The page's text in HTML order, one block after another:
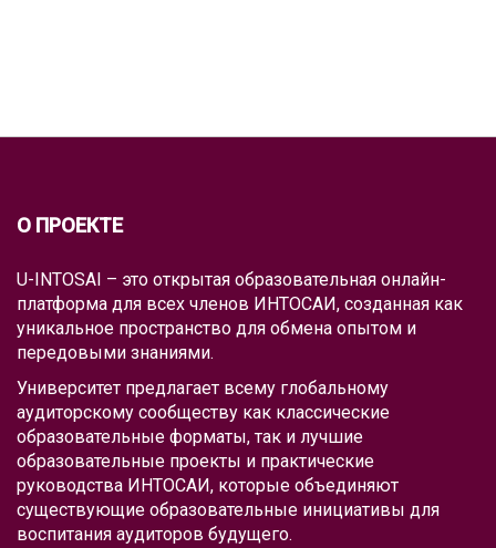
О ПРОЕКТЕ
U-INTOSAI – это открытая образовательная онлайн-
платформа для всех членов ИНТОСАИ, созданная как
уникальное пространство для обмена опытом и
передовыми знаниями.
Университет предлагает всему глобальному
аудиторскому сообществу как классические
образовательные форматы, так и лучшие
образовательные проекты и практические
руководства ИНТОСАИ, которые объединяют
существующие образовательные инициативы для
воспитания аудиторов будущего.